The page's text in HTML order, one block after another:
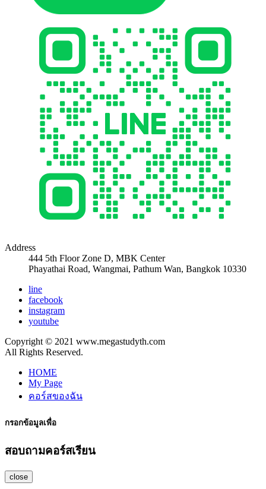
Address
444 5th Floor Zone D, MBK Center
Phayathai Road, Wangmai, Pathum Wan, Bangkok 10330
line
facebook
instagram
youtube
Copyright © 2021 www.megastudyth.com
All Rights Reserved.
HOME
My Page
คอร์สของฉัน
กรอกข้อมูลเพื่อ
สอบถามคอร์สเรียน
close